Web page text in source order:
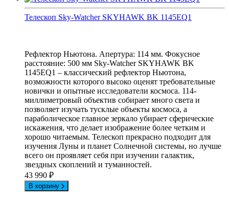
Телескоп Sky-Watcher SKYHAWK BK 1145EQ1
Рефлектор Ньютона. Апертура: 114 мм. Фокусное
расстояние: 500 мм Sky-Watcher SKYHAWK BK
1145EQ1 – классический рефлектор Ньютона,
возможности которого высоко оценят требовательные
новички и опытные исследователи космоса. 114-
миллиметровый объектив собирает много света и
позволяет изучать тусклые объекты космоса, а
параболическое главное зеркало убирает сферические
искажения, что делает изображение более четким и
хорошо читаемым. Телескоп прекрасно подходит для
изучения Луны и планет Солнечной системы, но лучше
всего он проявляет себя при изучении галактик,
звездных скоплений и туманностей.
43 990 ₽
В корзину